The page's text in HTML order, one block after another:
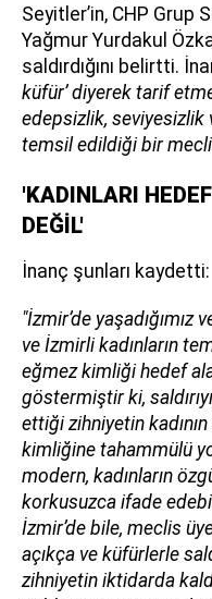
Seyitler’in, CHP Grup
Yağmur Yurdakul
saldırdığını belirtti.
küfür’ diyerek tarif
edepsizlik, seviyesizlik
temsil edildiği bir
'KADINLARI
DEĞİL'
İnanç şunları kaydetti:
"İzmir’de yaşadığımız
ve İzmirli kadınların
eğmez kimliği hedef
göstermiştir ki,
ettiği zihniyetin
kimliğine tahammülü
modern, kadınların
korkusuzca ifade
İzmir’de bile, meclis
açıkça ve küfürlerle
zihniyetin iktidarda